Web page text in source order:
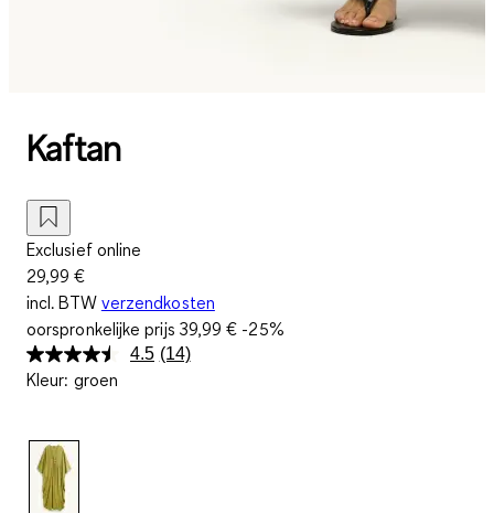
Kaftan
Exclusief online
29,99 €
incl. BTW verzendkosten
oorspronkelijke prijs 39,99 € -25%
4.5 Lees
(14)
Kleur: groen